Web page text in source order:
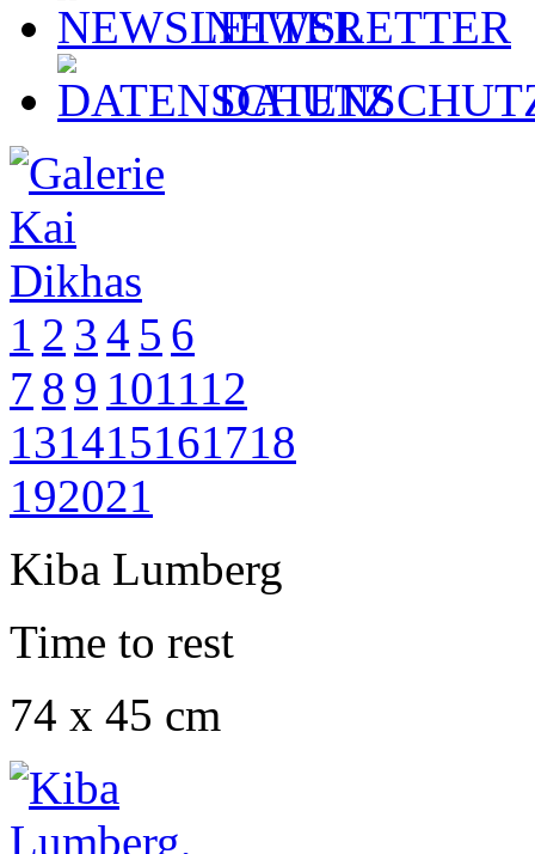
NEWSLETTER
1 2 3 4 5 6
7 8 9 101112
131415161718
192021
Kiba Lumberg
Time to rest
74 x 45 cm